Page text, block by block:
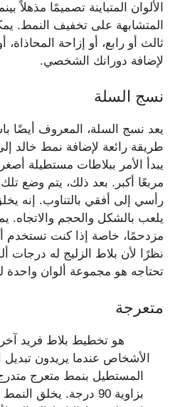
الألوان المتباينة تصميمًا مذهلاً
المتشابهة على تخفيف النمط.
ثالث أو رابع، أو إزاحة المحاذاة،
لإضافة دورانك الشخصي.
نسج السلة
يعد نسج السلة، المعروف أيضًا
طريقة رائعة لإضافة نمط خالد
يبدأ الأمر ببلاطات مستطيلة
مربعًا أكبر. بعد ذلك، يتم وضع
رأسي إلى أفقي بالتناوب. إنه
يلعب بالشكل والحجم والاتجاه.
مزدحمًا، خاصة إذا كنت تستخدم
نظرًا لأن بلاط الزليج له درجات
تحتاجه هو مجموعة ألوان واحدة
متعرجة
الأشخاص عندما يريدون تبديل
المستطيل بنمط متعرج
بزاوية 90 درجة. يخلق